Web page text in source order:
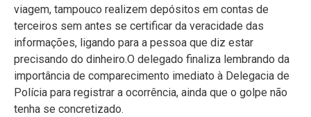
viagem, tampouco realizem depósitos em contas de
terceiros sem antes se certificar da veracidade das
informações, ligando para a pessoa que diz estar
precisando do dinheiro.O delegado finaliza lembrando da
importância de comparecimento imediato à Delegacia de
Polícia para registrar a ocorrência, ainda que o golpe não
tenha se concretizado.